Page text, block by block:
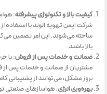
کیفیت بالا و تکنولوژی پیشرفته:
شرکت ایمن تهویه الوند با استفاده
ساخته می‌شوند. این امر تضمین
بالا باشند.
ضمانت و خدمات پس از فروش: با
مشتریان از ضمانت و خدمات پس
بروز مشکل، می‌توانند از پشتیبانی
بهره‌وری انرژی: هواسازهای صنعتی